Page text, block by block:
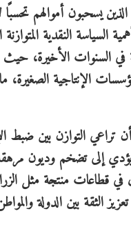
يسحبون أموالهم
النقدية المتوازنة
السنوات الأخيرة، حيث
الإنتاجية الصغيرة،
تراعي التوازن بين ضبط
يؤدي إلى تضخم وديون
في قطاعات منتجة مثل
الثقة بين الدولة